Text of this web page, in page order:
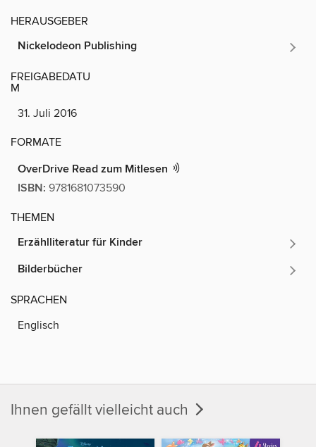
HERAUSGEBER
Nickelodeon Publishing
FREIGABEDATU
M
31. Juli 2016
FORMATE
OverDrive Read zum Mitlesen
ISBN: 9781681073590
THEMEN
Erzählliteratur für Kinder
Bilderbücher
SPRACHEN
Englisch
Ihnen gefällt vielleicht auch